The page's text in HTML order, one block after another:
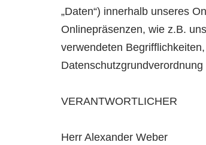
„Daten“) innerhalb unseres
Onlinepräsenzen, wie z.B.
verwendeten
Datenschutzgrundverordnung
VERANTWORTLICHER
Herr Alexander Weber